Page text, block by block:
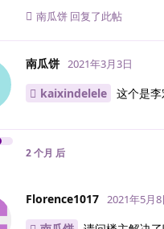
南瓜饼 回复了此帖
南瓜饼 2021年3月3日
kaixindelele 这个是
2 个月 后
Florence1017 2021年5月8